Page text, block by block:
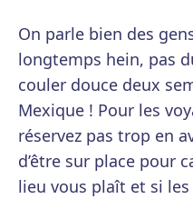
On parle bien des
longtemps hein, pas
couler douce deux
Mexique ! Pour les
réservez pas trop en
d’être sur place pour
lieu vous plaît et si